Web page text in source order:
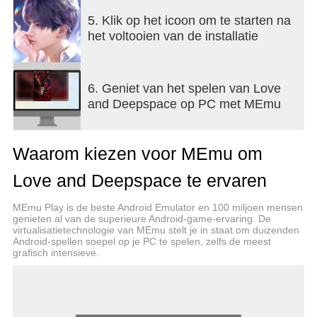
tevoren, zie hoe jouw acties unieke reacties
uitlokken en geniet van onvergetelijke dates, lieve
spraakberichten en meer.
[Verbeterde kameraadschap]
De Home-functie is nu beschikbaar. Nodig hem uit
in je zorgvuldig ingerichte huis en ontdek samen
warme, alledaagse momenten door middel van een
volledig aanpasbare fotocabine kun je de perfecte
scène kiezen en samen met hem poseren om
exclusieve momenten vast te leggen. Daarnaast
kun je in je vrije tijd Kitty Cards met hem spelen,
een wedstrijdje grijpmachine houden, een reeks
Snapshots maken om je stemming vast te leggen,
of samen studeren, werken en sporten. Beleef
5. Klik op het icoon om te starten na
het voltooien van de installatie
6. Geniet van het spelen van Love
and Deepspace op PC met MEmu
Waarom kiezen voor MEmu om
Love and Deepspace te ervaren
MEmu Play is de beste Android Emulator en 100 miljoen mensen
genieten al van de superieure Android-game-ervaring. De
virtualisatietechnologie van MEmu stelt je in staat om duizenden
Android-spellen soepel op je PC te spelen, zelfs de meest
grafisch intensieve.